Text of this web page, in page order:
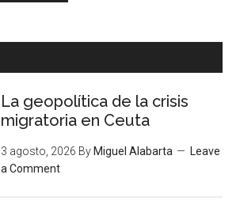
La geopolítica de la crisis
migratoria en Ceuta
3 agosto, 2026 By Miguel Alabarta
Leave
a Comment